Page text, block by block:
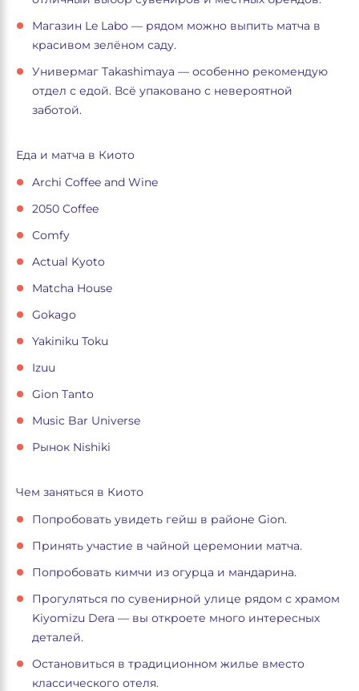
Магазин Le Labo — рядом можно выпить матча в
красивом зелёном саду.
Универмаг Takashimaya — особенно рекомендую
отдел с едой. Всё упаковано с невероятной
заботой.
Еда и матча в Киото
Archi Coffee and Wine
2050 Coffee
Comfy
Actual Kyoto
Matcha House
Gokago
Yakiniku Toku
Izuu
Gion Tanto
Music Bar Universe
Рынок Nishiki
Чем заняться в Киото
Попробовать увидеть гейш в районе Gion.
Принять участие в чайной церемонии матча.
Попробовать кимчи из огурца и мандарина.
Прогуляться по сувенирной улице рядом с храмом
Kiyomizu Dera — вы откроете много интересных
деталей.
Остановиться в традиционном жилье вместо
классического отеля.